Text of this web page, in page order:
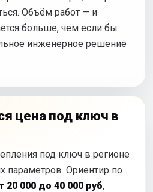
Объём работ — и
больше, чем если бы
инженерное решение
цена под ключ в
под ключ в регионе
параметров. Ориентир по
20 000 до 40 000 руб,